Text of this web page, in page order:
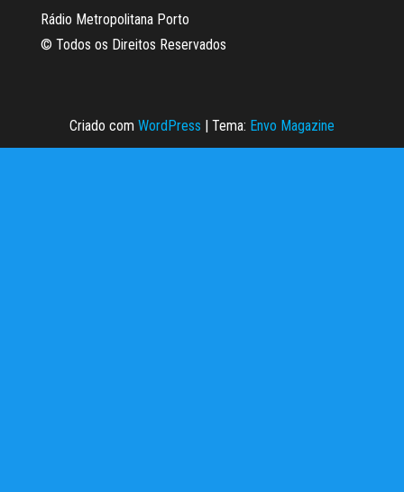
Rádio Metropolitana Porto
© Todos os Direitos Reservados
Criado com WordPress | Tema: Envo Magazine